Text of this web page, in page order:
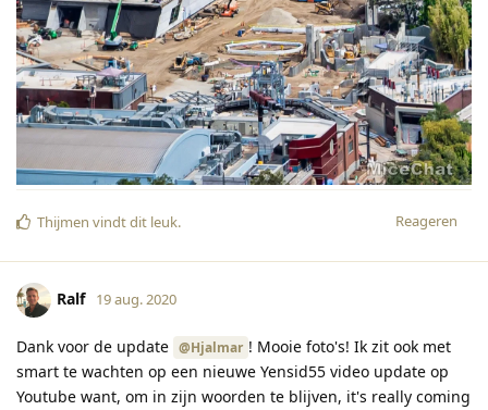
Reageren
Thijmen vindt dit leuk.
Ralf 19 aug. 2020
Dank voor de update @Hjalmar ! Mooie foto's! Ik zit ook met
smart te wachten op een nieuwe Yensid55 video update op
Youtube want, om in zijn woorden te blijven, it's really coming